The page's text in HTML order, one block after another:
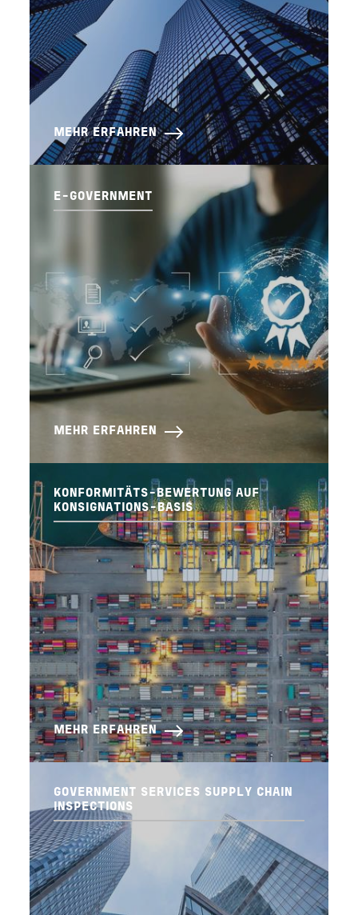
MEHR ERFAHREN
E-GOVERNMENT
MEHR ERFAHREN
KONFORMITÄTS-BEWERTUNG AUF
KONSIGNATIONS-BASIS
MEHR ERFAHREN
GOVERNMENT SERVICES SUPPLY CHAIN
INSPECTIONS